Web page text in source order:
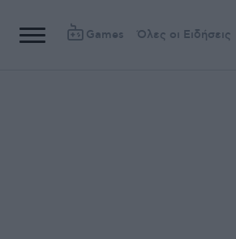
Games Όλες οι Ειδήσεις